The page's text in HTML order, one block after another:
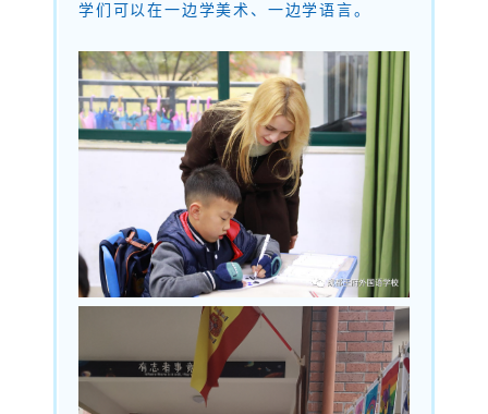
学们可以在一边学美术、一边学语言。